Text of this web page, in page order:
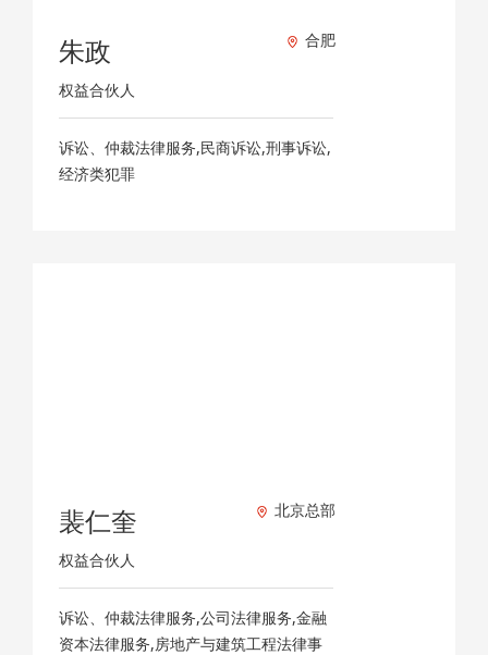
朱政
权益合伙人
合肥
诉讼、仲裁法律服务,民商诉讼,刑事诉讼,
经济类犯罪
裴仁奎
权益合伙人
北京总部
诉讼、仲裁法律服务,公司法律服务,金融
资本法律服务,房地产与建筑工程法律事